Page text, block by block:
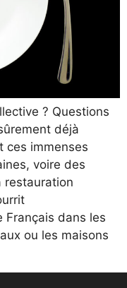
? Questions
déjà
ces immenses
voire des
restauration
Français dans les
ou les maisons